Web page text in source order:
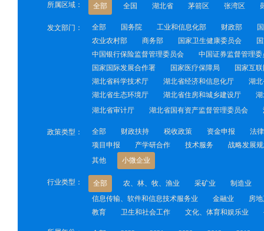
所属区域： 全部 全国 湖北省 茅箭区 张湾区
发文部门： 全部 国务院 工业和信息化部 财政部
农业农村部
商务部 国家卫生健康委员会
中国银行保险监督管理委员会
中国证券监督管理委
国家国际发展合作署
国家医疗保障局
国家互
湖北省科学技术厅
湖北省经济和信息化厅
湖
湖北省生态环境厅
湖北省住房和城乡建设厅
湖北省审计厅
湖北省国有资产监督管理委员会
政策类型： 全部 财政扶持 税收政策 资金申报
法
项目申报
产学研合作 技术服务
战略发展
其他
小微企业
行业类型： 全部 农、林、牧、渔业 采矿业
制造业
信息传输、软件和信息技术服务业
金融业
房
教育
卫生和社会工作 文化、体育和娱乐业